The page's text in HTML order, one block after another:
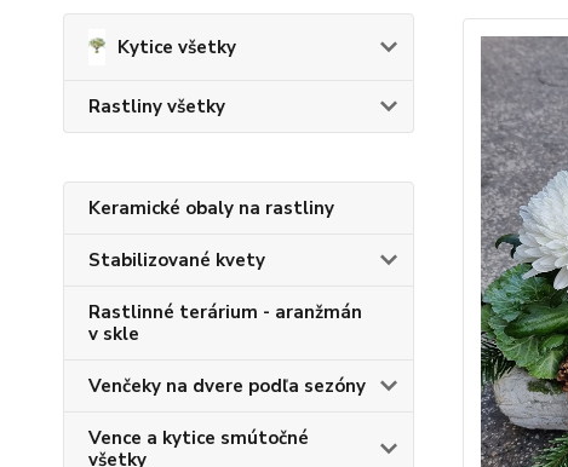
Kytice všetky
Rastliny všetky
Keramické obaly na rastliny
Stabilizované kvety
Rastlinné terárium - aranžmán
v skle
Venčeky na dvere podľa sezóny
Vence a kytice smútočné
všetky